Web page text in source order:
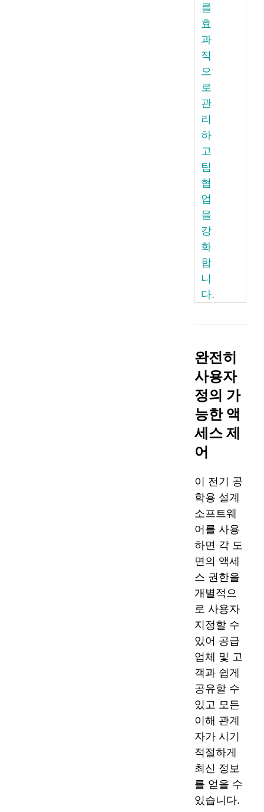
를
효
과
적
으
로
관
리
하
고
팀
협
업
을
강
화
합
니
다.
완전히
사용자
정의 가
능한 액
세스 제
어
이 전기 공
학용 설계
소프트웨
어를 사용
하면 각 도
면의 액세
스 권한을
개별적으
로 사용자
지정할 수
있어 공급
업체 및 고
객과 쉽게
공유할 수
있고 모든
이해 관계
자가 시기
적절하게
최신 정보
를 얻을 수
있습니다.